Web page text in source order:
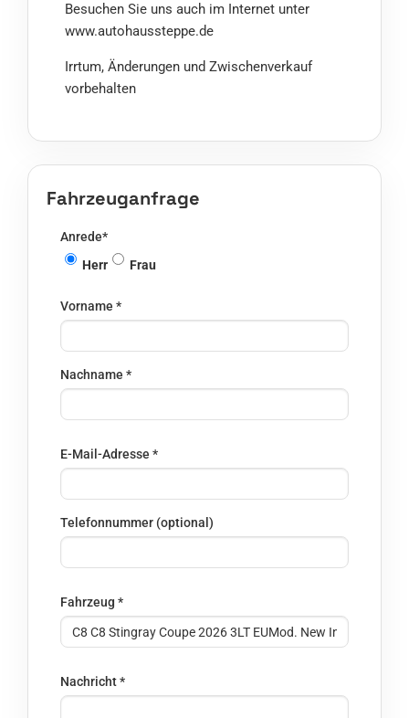
Besuchen Sie uns auch im Internet unter
www.autohaussteppe.de
Irrtum, Änderungen und Zwischenverkauf
vorbehalten
Fahrzeuganfrage
Anrede*
Herr
Frau
Vorname *
Nachname *
E-Mail-Adresse *
Telefonnummer (optional)
Fahrzeug *
Nachricht*